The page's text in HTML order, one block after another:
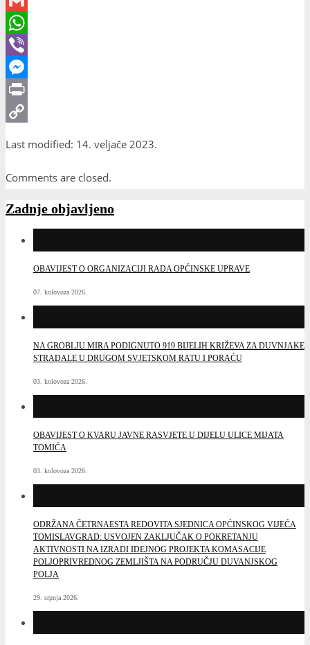
Gmail
WhatsApp
Viber
Messenger
Print
Last modified: 14. veljače 2023.
Comments are closed.
Zadnje objavljeno
OBAVIJEST O ORGANIZACIJI RADA OPĆINSKE UPRAVE
07. kolovoza 2026.
NA GROBLJU MIRA PODIGNUTO 919 BIJELIH KRIŽEVA ZA DUVNJAKE
STRADALE U DRUGOM SVJETSKOM RATU I PORAĆU
03. kolovoza 2026.
OBAVIJEST O KVARU JAVNE RASVJETE U DIJELU ULICE MIJATA
TOMIĆA
03. kolovoza 2026.
ODRŽANA ČETRNAESTA REDOVITA SJEDNICA OPĆINSKOG VIJEĆA
TOMISLAVGRAD: USVOJEN ZAKLJUČAK O POKRETANJU
AKTIVNOSTI NA IZRADI IDEJNOG PROJEKTA KOMASACIJE
POLJOPRIVREDNOG ZEMLJIŠTA NA PODRUČJU DUVANJSKOG
POLJA
29. srpnja 2026.